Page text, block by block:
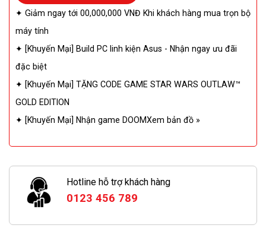
✦ Giảm ngay tới 00,000,000 VNĐ Khi khách hàng mua trọn bộ
máy tính
✦ [Khuyến Mại] Build PC linh kiện Asus - Nhận ngay ưu đãi
đặc biệt
✦ [Khuyến Mại] TẶNG CODE GAME STAR WARS OUTLAW™
GOLD EDITION
✦ [Khuyến Mại] Nhận game DOOMXem bản đồ »
Hotline hỗ trợ khách hàng
0123 456 789